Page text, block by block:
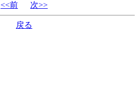
<<前 次>>
戻る